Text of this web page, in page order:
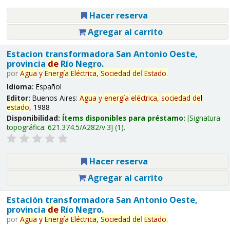
Hacer reserva
Agregar al carrito
Estacion transformadora San Antonio Oeste,
provincia deRío Negro.
por Agua y Energía Eléctrica, Sociedad del Estado.
Idioma: Español
Editor: Buenos Aires: Agua y energía eléctrica, sociedad del
estado, 1988
Disponibilidad: Ítems disponibles para préstamo: Signatura
topográfica: 621.374.5/A282/v.3 (1).
Hacer reserva
Agregar al carrito
Estación transformadora San Antonio Oeste,
provincia deRío Negro.
por Agua y Energía Eléctrica, Sociedad del Estado.